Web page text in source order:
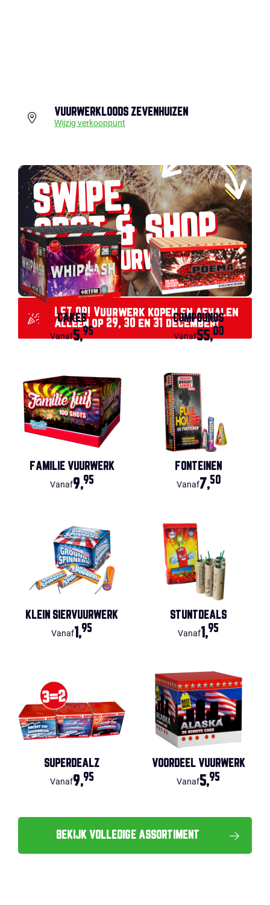
VUURWERKLOODS ZEVENHUIZEN
Wijzig verkooppunt
SWIPE,
SPOT & SHOP
JOUW VUURWERK
LET OP! Vuurwerk kopen en afhalen
alléén op 29, 30 en 31 december!
CAKES
Vanaf5,95
COMPOUNDS
Vanaf55,00
FAMILIE VUURWERK
Vanaf9,95
FONTEINEN
Vanaf7,50
KLEIN SIERVUURWERK
Vanaf1,95
STUNTDEALS
Vanaf1,95
SUPERDEALZ
Vanaf9,95
VOORDEEL VUURWERK
Vanaf5,95
BEKIJK VOLLEDIGE ASSORTIMENT